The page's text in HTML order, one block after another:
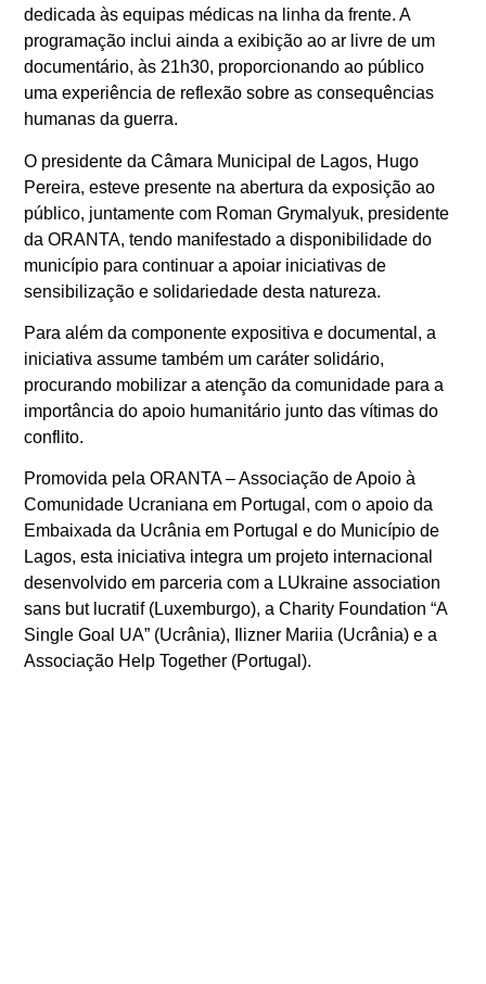
dedicada às equipas médicas na linha da frente. A
programação inclui ainda a exibição ao ar livre de um
documentário, às 21h30, proporcionando ao público
uma experiência de reflexão sobre as consequências
humanas da guerra.
O presidente da Câmara Municipal de Lagos, Hugo
Pereira, esteve presente na abertura da exposição ao
público, juntamente com Roman Grymalyuk, presidente
da ORANTA, tendo manifestado a disponibilidade do
município para continuar a apoiar iniciativas de
sensibilização e solidariedade desta natureza.
Para além da componente expositiva e documental, a
iniciativa assume também um caráter solidário,
procurando mobilizar a atenção da comunidade para a
importância do apoio humanitário junto das vítimas do
conflito.
Promovida pela ORANTA – Associação de Apoio à
Comunidade Ucraniana em Portugal, com o apoio da
Embaixada da Ucrânia em Portugal e do Município de
Lagos, esta iniciativa integra um projeto internacional
desenvolvido em parceria com a LUkraine association
sans but lucratif (Luxemburgo), a Charity Foundation “A
Single Goal UA” (Ucrânia), Ilizner Mariia (Ucrânia) e a
Associação Help Together (Portugal).